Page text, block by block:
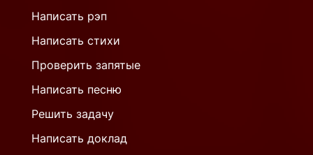
Написать рэп
Написать стихи
Проверить запятые
Написать песню
Решить задачу
Написать доклад